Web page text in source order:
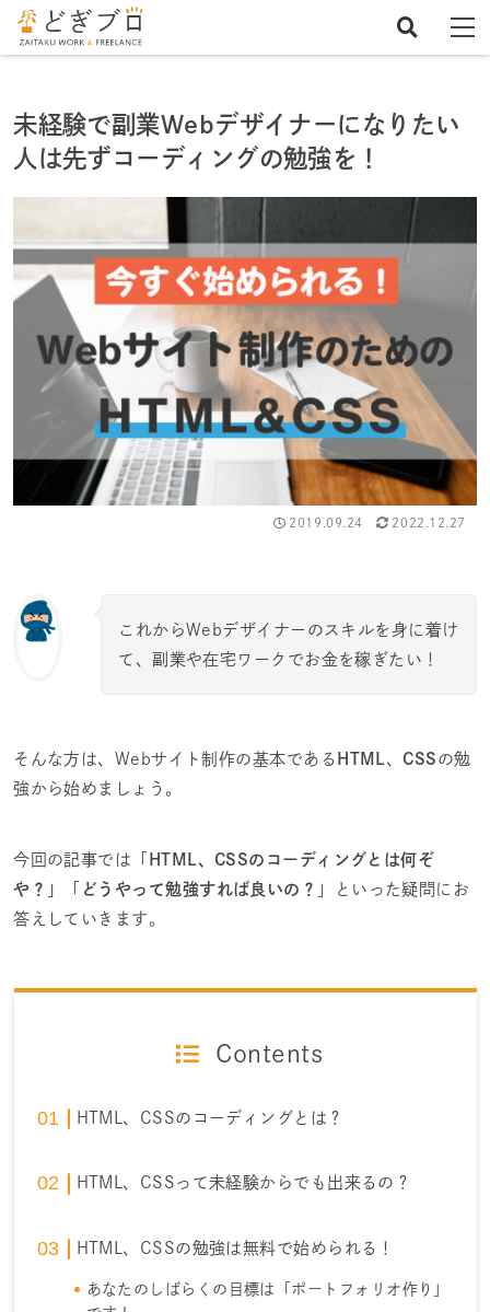
ホーム 未経験からWebデザイナーになる手順
未経験で副業Webデザイナーになりたい
人は先ずコーディングの勉強を！
2019.09.24 2022.12.27
これからWebデザイナーのスキルを身に着け
て、副業や在宅ワークでお金を稼ぎたい！
そんな方は、Webサイト制作の基本である HTML 、CSS の勉
強から始めましょう。
今回の記事では「
HTML、CSSのコーディングとは何ぞ
や？ 」「 どうやって勉強すれば良いの？ 」といった疑問にお
答えしていきます。
Contents
HTML、CSSのコーディングとは？
HTML、CSSって未経験からでも出来るの？
HTML、CSSの勉強は無料で始められる！
あなたのしばらくの目標は「ポートフォリオ作り」